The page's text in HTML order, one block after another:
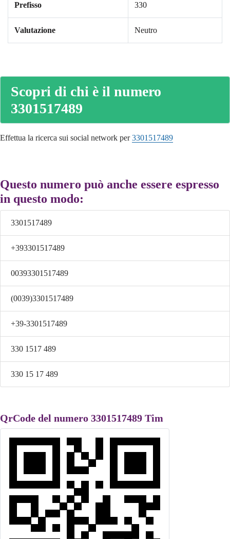
Prefisso 330
Valutazione Neutro
Scopri di chi è il numero
3301517489
Effettua la ricerca sui social network per3301517489
Questo numero può anche essere espresso
in questo modo:
3301517489
+393301517489
00393301517489
(0039)3301517489
+39-3301517489
330 1517 489
330 15 17 489
QrCode del numero 3301517489 Tim